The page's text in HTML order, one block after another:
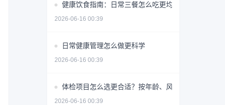
健康饮食指南：日常三餐怎么吃更均衡
2026-06-16 00:39
日常健康管理怎么做更科学
2026-06-16 00:39
体检项目怎么选更合适？按年龄、风险和需求做判断
2026-06-16 00:39